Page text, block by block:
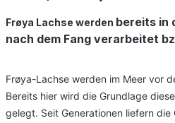
Frøya Lachse werden bereits in
nach dem Fang verarbeitet
Frøya-Lachse werden im Meer vor
Bereits hier wird die Grundlage
gelegt. Seit Generationen liefern die